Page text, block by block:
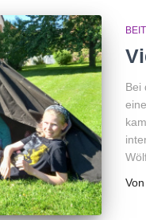
Bei
Von